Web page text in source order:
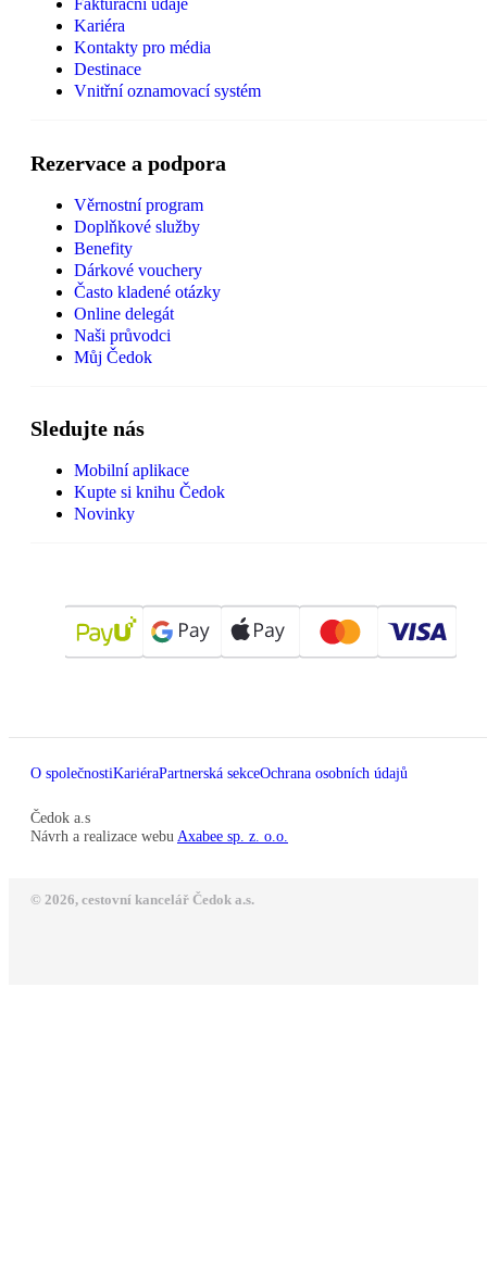
Fakturační údaje
Kariéra
Kontakty pro média
Destinace
Vnitřní oznamovací systém
Rezervace a podpora
Věrnostní program
Doplňkové služby
Benefity
Dárkové vouchery
Často kladené otázky
Online delegát
Naši průvodci
Můj Čedok
Sledujte nás
Mobilní aplikace
Kupte si knihu Čedok
Novinky
O společnostiKariéraPartnerská sekceOchrana osobních údajů
Čedok a.s
Návrh a realizace webu Axabee sp. z. o.o.
© 2026, cestovní kancelář Čedok a.s.